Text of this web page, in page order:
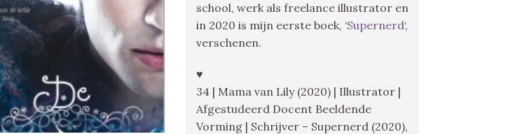
school, werk als freelance illustrator en
in 2020 is mijn eerste boek, ‘Supernerd‘,
verschenen.
♥
34 | Mama van Lily (2020) | Illustrator |
Afgestudeerd Docent Beeldende
Vorming | Schrijver – Supernerd (2020),